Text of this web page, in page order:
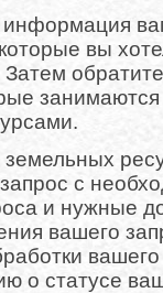
информация
вы
с
и нужные
вашего
о статусе